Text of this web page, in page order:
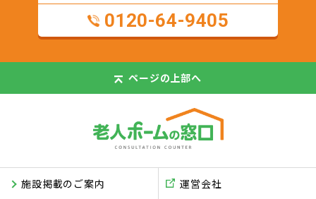
0120-64-9405
ページの上部へ
施設掲載のご案内 運営会社